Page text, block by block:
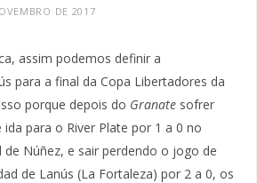
DE 2017
assim podemos definir a
para a final da Copa Libertadores da
porque depois do Granate sofrer
para o River Plate por 1 a 0 no
Núñez, e sair perdendo o jogo de
de Lanús (La Fortaleza) por 2 a 0, os